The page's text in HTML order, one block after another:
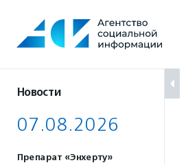
содержанию
Новости
07.08.2026
Препарат «Энхерту»